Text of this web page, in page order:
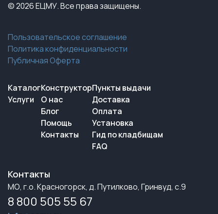
© 2026 ЕЦМУ. Все права защищены.
Пользовательское соглашение
Политика конфиденциальности
Публичная Оферта
Каталог
Услуги
Конструктор
О нас
Блог
Помощь
Контакты
Пункты выдачи
Доставка
Оплата
Установка
Гид по кладбищам
FAQ
Контакты
МО, г.о. Красногорск, д. Путилково, Гринвуд, с.9
8 800 505 55 67